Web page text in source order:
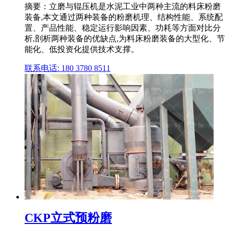
摘要：立磨与辊压机是水泥工业中两种主流的料床粉磨
装备,本文通过两种装备的粉磨机理、结构性能、系统配
置、产品性能、稳定运行影响因素、功耗等方面对比分
析,剖析两种装备的优缺点,为料床粉磨装备的大型化、节
能化、低投资化提供技术支撑。
联系电话: 180 3780 8511
CKP立式预粉磨